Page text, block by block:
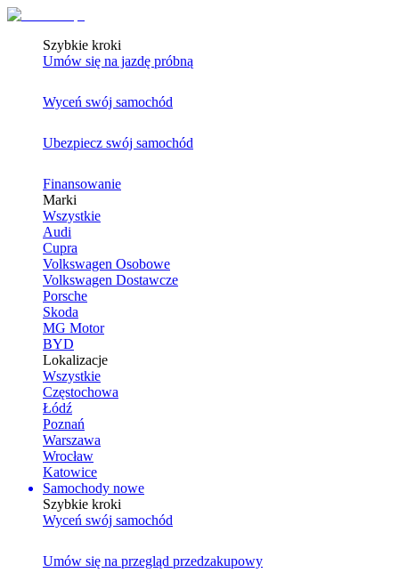
Szybkie kroki
Umów się na jazdę próbną
Wyceń swój samochód
Ubezpiecz swój samochód
Finansowanie
Marki
Wszystkie
Audi
Cupra
Volkswagen Osobowe
Volkswagen Dostawcze
Porsche
Skoda
MG Motor
BYD
Lokalizacje
Wszystkie
Częstochowa
Łódź
Poznań
Warszawa
Wrocław
Katowice
Samochody nowe
Szybkie kroki
Wyceń swój samochód
Umów się na przegląd przedzakupowy